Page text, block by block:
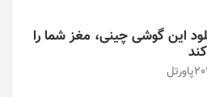
این گوشی چینی، مغز شما را
پاورتل